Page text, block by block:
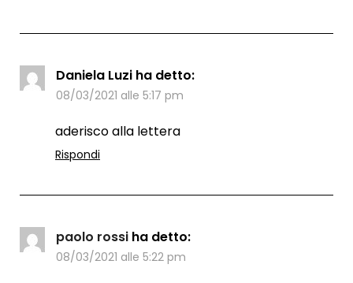
Daniela Luzi ha detto:
08/03/2021 alle 5:17 pm
aderisco alla lettera
Rispondi
paolo rossi ha detto:
08/03/2021 alle 5:22 pm